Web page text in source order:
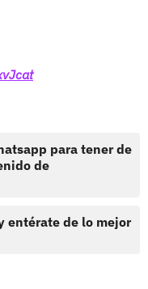
para tener de
de
entérate de lo mejor